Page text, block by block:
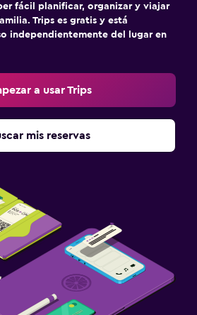
fácil planificar, organizar y viajar
Trips es gratis y está
independientemente del lugar en
a usar Trips
mis reservas